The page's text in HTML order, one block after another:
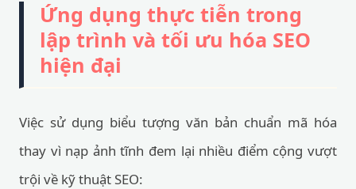
Ứng dụng thực tiễn trong
lập trình và tối ưu hóa SEO
hiện đại
Việc sử dụng biểu tượng văn bản chuẩn mã hóa
thay vì nạp ảnh tĩnh đem lại nhiều điểm cộng vượt
trội về kỹ thuật SEO: